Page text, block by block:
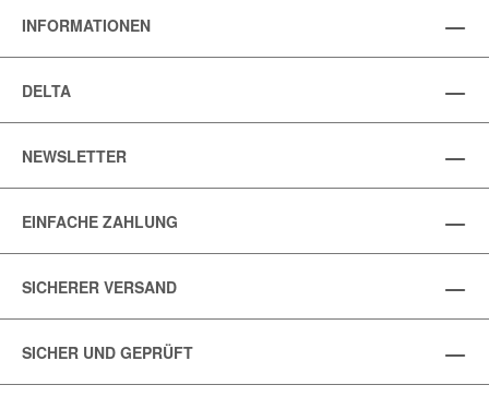
INFORMATIONEN
DELTA
NEWSLETTER
EINFACHE ZAHLUNG
SICHERER VERSAND
SICHER UND GEPRÜFT